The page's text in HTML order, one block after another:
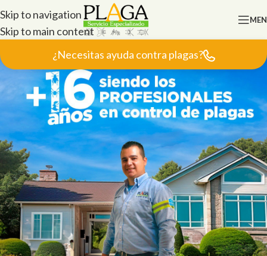
Skip to navigation
Skip to main content
¿Necesitas ayuda contra plagas?